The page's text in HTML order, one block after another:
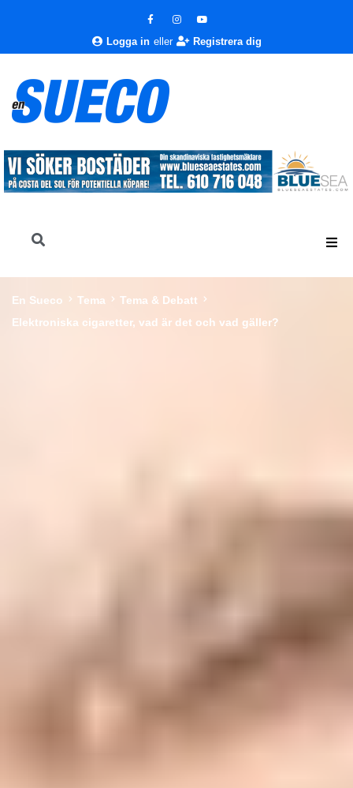
Logga in eller Registrera dig
En Sueco Tema
Tema & Debatt
Elektroniska cigaretter, vad är det och vad gäller?